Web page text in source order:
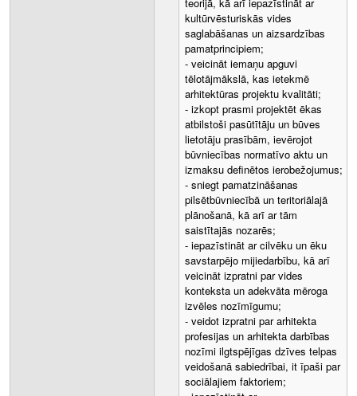
kultūrvēsturiskās vides
saglabāšanas un aizsardzības
pamatprincipiem;
- veicināt iemaņu apguvi
tēlotājmākslā, kas ietekmē
arhitektūras projektu kvalitāti;
- izkopt prasmi projektēt ēkas
atbilstoši pasūtītāju un būves
lietotāju prasībām, ievērojot
būvniecības normatīvo aktu un
izmaksu definētos ierobežojumus;
- sniegt pamatzināšanas
pilsētbūvniecībā un teritoriālajā
plānošanā, kā arī ar tām
saistītajās nozarēs;
- iepazīstināt ar cilvēku un ēku
savstarpējo mijiedarbību, kā arī
veicināt izpratni par vides
konteksta un adekvāta mēroga
izvēles nozīmīgumu;
- veidot izpratni par arhitekta
profesijas un arhitekta darbības
nozīmi ilgtspējīgas dzīves telpas
veidošanā sabiedrībai, it īpaši par
sociālajiem faktoriem;